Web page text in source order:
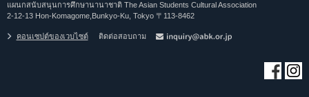
แผนกสนับสนุนการศึกษานานาชาติ The Asian Students Cultural Association
2-12-13 Hon-Komagome,Bunkyo-Ku, Tokyo 〒113-8462
คอนเซปต์ของเวบไซต์ ติดต่อสอบถาม